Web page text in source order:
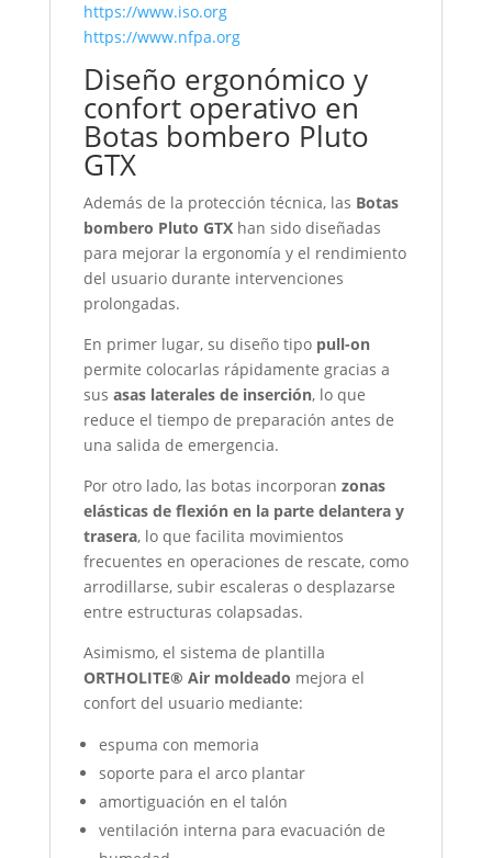
https://www.iso.org
https://www.nfpa.org
Diseño ergonómico y
confort operativo en
Botas bombero Pluto
GTX
Además de la protección técnica, las Botas
bombero Pluto GTXhan sido diseñadas
para mejorar la ergonomía y el rendimiento
del usuario durante intervenciones
prolongadas.
En primer lugar, su diseño tipo pull-on
permite colocarlas rápidamente gracias a
sus asas laterales de inserción, lo que
reduce el tiempo de preparación antes de
una salida de emergencia.
Por otro lado, las botas incorporan zonas
elásticas de flexión en la parte delantera y
trasera, lo que facilita movimientos
frecuentes en operaciones de rescate, como
arrodillarse, subir escaleras o desplazarse
entre estructuras colapsadas.
Asimismo, el sistema de plantilla
ORTHOLITE® Air moldeado mejora el
confort del usuario mediante:
espuma con memoria
soporte para el arco plantar
amortiguación en el talón
ventilación interna para evacuación de